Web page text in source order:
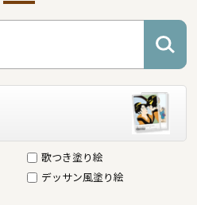
歌つき塗り絵
デッサン風塗り絵